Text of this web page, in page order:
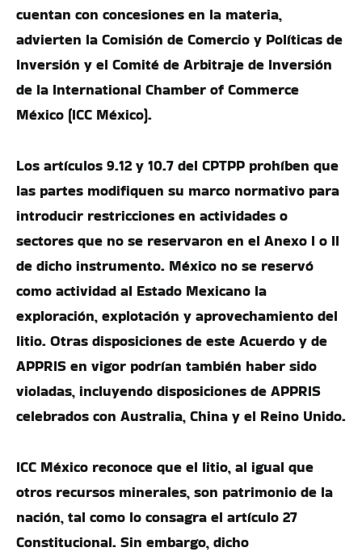
cuentan con concesiones en la materia,
advierten la Comisión de Comercio y Políticas de
Inversión y el Comité de Arbitraje de Inversión
de la International Chamber of Commerce
México (ICC México).
Los artículos 9.12 y 10.7 del CPTPP prohíben que
las partes modifiquen su marco normativo para
introducir restricciones en actividades o
sectores que no se reservaron en el Anexo I o II
de dicho instrumento. México no se reservó
como actividad al Estado Mexicano la
exploración, explotación y aprovechamiento del
litio. Otras disposiciones de este Acuerdo y de
APPRIS en vigor podrían también haber sido
violadas, incluyendo disposiciones de APPRIS
celebrados con Australia, China y el Reino Unido.
ICC México reconoce que el litio, al igual que
otros recursos minerales, son patrimonio de la
nación, tal como lo consagra el artículo 27
Constitucional. Sin embargo, dicho